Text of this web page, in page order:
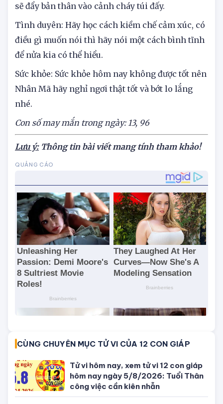
sẽ đẩy bản thân vào cảnh cháy túi đấy.
Tình duyên: Hãy học cách kiềm chế cảm xúc, có
điều gì muốn nói thì hãy nói một cách bình tĩnh
để nửa kia có thể hiểu.
Sức khỏe: Sức khỏe hôm nay không được tốt nên
Nhân Mã hãy nghỉ ngơi thật tốt và bớt lo lắng
nhé.
Con số may mắn trong ngày: 13, 96
Lưu ý:Thông tin bài viết mang tính tham khảo!